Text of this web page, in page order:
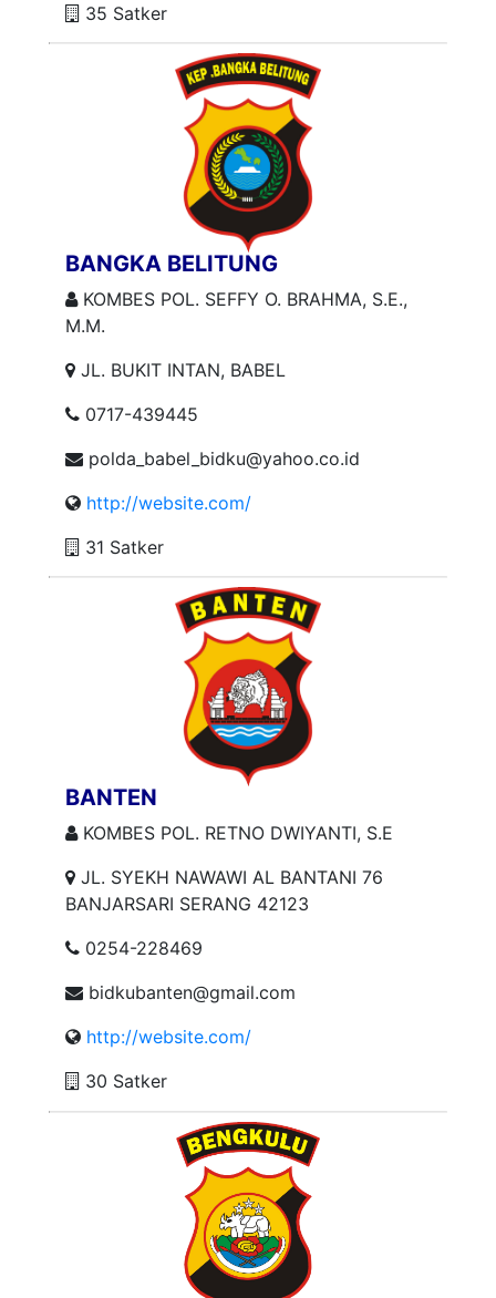
35 Satker
BANGKA BELITUNG
KOMBES POL. SEFFY O. BRAHMA, S.E.,
M.M.
JL. BUKIT INTAN, BABEL
0717-439445
polda_babel_bidku@yahoo.co.id
http://website.com/
31 Satker
BANTEN
KOMBES POL. RETNO DWIYANTI, S.E
JL. SYEKH NAWAWI AL BANTANI 76
BANJARSARI SERANG 42123
0254-228469
bidkubanten@gmail.com
http://website.com/
30 Satker